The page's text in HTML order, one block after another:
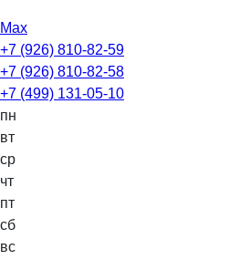
Max
+7 (926) 810-82-59
+7 (926) 810-82-58
+7 (499) 131-05-10
пн
вт
ср
чт
пт
сб
вс